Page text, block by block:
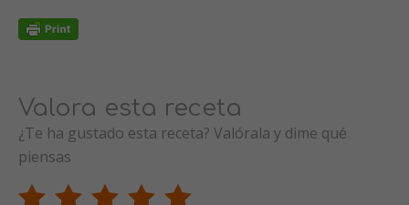
Valora esta receta
¿Te ha gustado esta receta? Valórala y dime qué
piensas